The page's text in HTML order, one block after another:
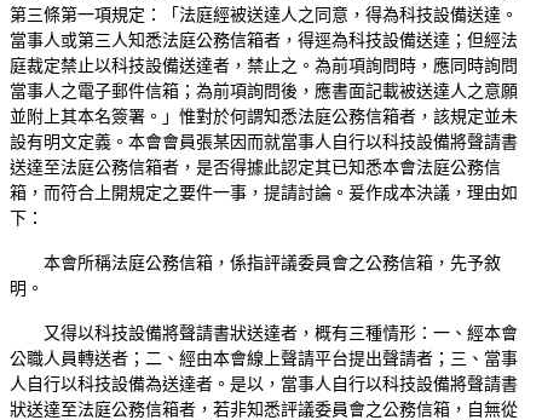
第三條第一項規定：「法庭經被送達人之同意，得為科技設備送達。
當事人或第三人知悉法庭公務信箱者，得逕為科技設備送達；但經法
庭裁定禁止以科技設備送達者，禁止之。為前項詢問時，應同時詢問
當事人之電子郵件信箱；為前項詢問後，應書面記載被送達人之意願
並附上其本名簽署。」惟對於何謂知悉法庭公務信箱者，該規定並未
設有明文定義。本會會員張某因而就當事人自行以科技設備將聲請書
送達至法庭公務信箱者，是否得據此認定其已知悉本會法庭公務信
箱，而符合上開規定之要件一事，提請討論。爰作成本決議，理由如
下：
本會所稱法庭公務信箱，係指評議委員會之公務信箱，先予敘
明。
又得以科技設備將聲請書狀送達者，概有三種情形：一、經本會
公職人員轉送者；二、經由本會線上聲請平台提出聲請者；三、當事
人自行以科技設備為送達者。是以，當事人自行以科技設備將聲請書
狀送達至法庭公務信箱者，若非知悉評議委員會之公務信箱，自無從